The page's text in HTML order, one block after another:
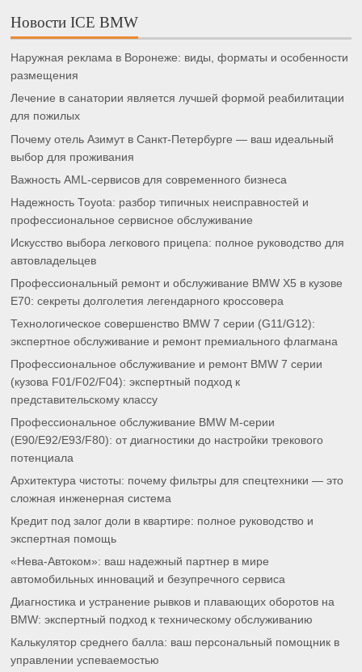
Новости ICE BMW
Наружная реклама в Воронеже: виды, форматы и особенности
размещения
Лечение в санатории является лучшей формой реабилитации
для пожилых
Почему отель Азимут в Санкт-Петербурге — ваш идеальный
выбор для проживания
Важность AML-сервисов для современного бизнеса
Надежность Toyota: разбор типичных неисправностей и
профессиональное сервисное обслуживание
Искусство выбора легкового прицепа: полное руководство для
автовладельцев
Профессиональный ремонт и обслуживание BMW X5 в кузове
E70: секреты долголетия легендарного кроссовера
Технологическое совершенство BMW 7 серии (G11/G12):
экспертное обслуживание и ремонт премиального флагмана
Профессиональное обслуживание и ремонт BMW 7 серии
(кузова F01/F02/F04): экспертный подход к
представительскому классу
Профессиональное обслуживание BMW M-серии
(E90/E92/E93/F80): от диагностики до настройки трекового
потенциала
Архитектура чистоты: почему фильтры для спецтехники — это
сложная инженерная система
Кредит под залог доли в квартире: полное руководство и
экспертная помощь
«Нева-Автоком»: ваш надежный партнер в мире
автомобильных инноваций и безупречного сервиса
Диагностика и устранение рывков и плавающих оборотов на
BMW: экспертный подход к техническому обслуживанию
Калькулятор среднего балла: ваш персональный помощник в
управлении успеваемостью